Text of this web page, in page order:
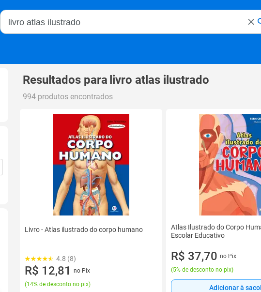
Buscar no Magalu
Resultados para livro atlas ilustrado
994 produtos encontrados
Livro - Atlas ilustrado do corpo humano
4.8 (8)
R$ 12,81
no Pix
(14% de desconto no pix)
Atlas Ilustrado do Corpo
Escolar Educativo
R$ 37,70 no Pix
(5% de desconto no pix)
Adicionar à